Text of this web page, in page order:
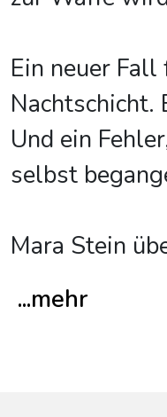
Ein neuer
Nachtschicht.
Und ein
selbst
Mara Stein
...mehr